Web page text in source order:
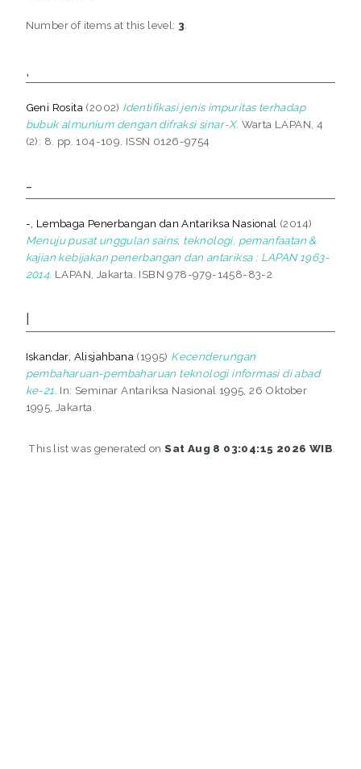
Number of items at this level: 3
,
Geni Rosita (2002) Identifikasi jenis impuritas terhadap
bubuk almunium dengan difraksi sinar-X. Warta LAPAN, 4
(2): 8. pp. 104-109. ISSN 0126-9754
-
-, Lembaga Penerbangan dan Antariksa Nasional (2014)
Menuju pusat unggulan sains, teknologi, pemanfaatan &
kajian kebijakan penerbangan dan antariksa : LAPAN 1963-
2014. LAPAN, Jakarta. ISBN 978-979-1458-83-2
I
Iskandar, Alisjahbana (1995) Kecenderungan
pembaharuan-pembaharuan teknologi informasi di abad
ke-21. In: Seminar Antariksa Nasional 1995, 26 Oktober
1995, Jakarta.
This list was generated onSat Aug 8 03:04:15 2026 WIB